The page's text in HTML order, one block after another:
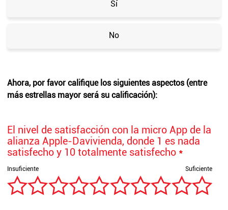
Sí
No
Ahora, por favor califique los siguientes aspectos (entre
más estrellas mayor será su calificación):
El nivel de satisfacción con la micro App de la
alianza Apple-Davivienda, donde 1 es nada
satisfecho y 10 totalmente satisfecho *